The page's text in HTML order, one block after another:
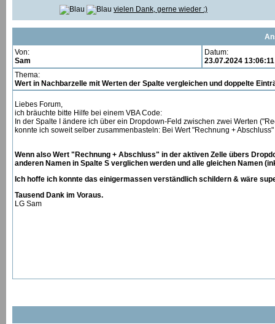
vielen Dank, gerne wieder :)
Von:
Sam
Datum:
23.07.2024 13:06:11
Thema:
Wert in Nachbarzelle mit Werten der Spalte vergleichen und doppelte
Liebes Forum,
ich bräuchte bitte Hilfe bei einem VBA Code:
In der Spalte I ändere ich über ein Dropdown-Feld zwischen zwei Werten
konnte ich soweit selber zusammenbasteln: Bei Wert "Rechnung +
Wenn also Wert "Rechnung + Abschluss" in der aktiven Zelle übers
anderen Namen in Spalte S verglichen werden und alle gleichen Namen
Ich hoffe ich konnte das einigermassen verständlich schildern & wäre
Tausend Dank im Voraus.
LG Sam